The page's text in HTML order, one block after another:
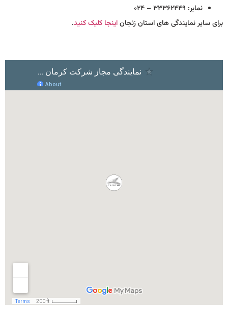
نمابر: ۳۳۳۶۲۴۴۹ – ۰۲۴
برای سایر نمایندگی های استان زنجاناینجا کلیک کنید.